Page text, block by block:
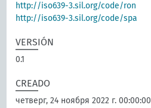
http://iso639-3.sil.org/code/ron
http://iso639-3.sil.org/code/spa
VERSIÓN
0.1
CREADO
четверг, 24 ноября 2022 г. 00:00:00